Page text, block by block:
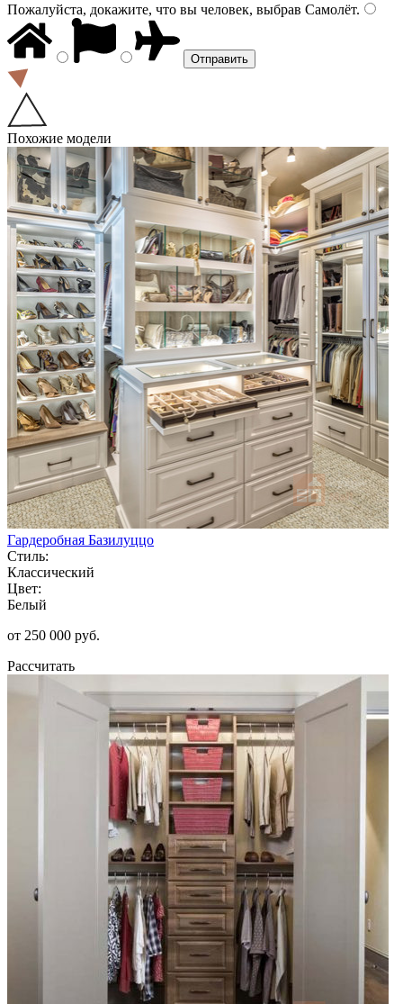
Пожалуйста, докажите, что вы человек, выбрав Самолёт.
Похожие модели
Гардеробная Базилуццо
Стиль:
Классический
Цвет:
Белый
от 250 000 руб.
Рассчитать